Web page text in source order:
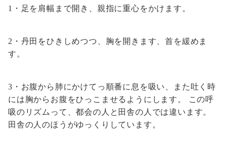
1・足を肩幅まで開き、親指に重心をかけます。
2・丹田をひきしめつつ、胸を開きます、首を緩めま
す。
3・お腹から肺にかけてっ順番に息を吸い、また吐く時
には胸からお腹をひっこませるようにします。 この呼
吸のリズムって、都会の人と田舎の人では違います。
田舎の人のほうがゆっくりしています。